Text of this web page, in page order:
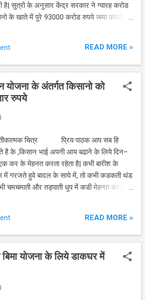
है| सुत्रो के अनुसार केंद्र सरकार ने ग्यारह करोड
के खाते में पुरे 93000 करोड रुपये जमा करदी है|
यह योजना कि शुरवात कि थी |तब से यह योजना का
किसान भाई उठा रहे है | प्रधानमंत्री किसान
किसान सम्मान योजना का लाभ हर वह
पंजीकरण कर सकता है| और लाभ ले सकता है ,जो
के तहत केंद्र सरकर किसान के सीधे बैंक खाते में
रुपये जमा करा रही है| नवंबर 2020 तक किसानो
जाने वाली राशी एक लाख करोड रुपये से अधिक
और आज अब भी योजना का भोगदान जारी है
जानकारी केंद्रीय कृषी मंत्रालय के सुत्रो से मिली है|
READ MORE »
योजना के अंतर्गत किसानो को
रुपये
चित्र प्रिय पाठक आप सब हि
है के ,किसान भाई अपनी आय बढाने के लिये दिन–
कर के मेहनत करता रहेता है| कभी बारीश के
में गरजते हुवे बादल के साये में, तो कभी कडकती थंड
चमचमाती और तड्पाती धुप में कडी मेहनत करता
करता है| लेकीन सफल नही हो पाता| जो किसान
भी है तो उनकी संख्या हातो के उन्गलीयो पर
कर किस्मत अजमाता है ,तो कभी मुर्गी पालन कि
है ,वह जमीन पर ठहर कर हि ! इसलिये आय बढाने
READ MORE »
योजना के लिये डाकघर में